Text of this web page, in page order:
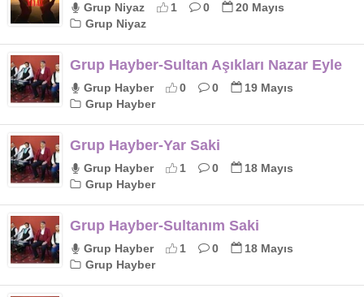
Grup Niyaz 1 0
20 Mayıs
Grup Niyaz
Grup Hayber-Sultan Aşıkları Nazar Eyle
Grup Hayber 0 0
19 Mayıs
Grup Hayber
Grup Hayber-Yar Saki
Grup Hayber 1 0
18 Mayıs
Grup Hayber
Grup Hayber-Sultanım Saki
Grup Hayber 1 0
18 Mayıs
Grup Hayber